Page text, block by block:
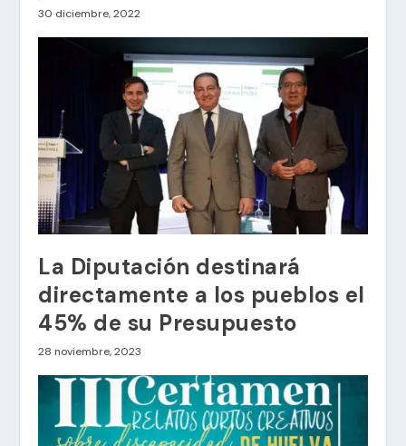
30 diciembre, 2022
La Diputación destinará
directamente a los pueblos el
45% de su Presupuesto
28 noviembre, 2023